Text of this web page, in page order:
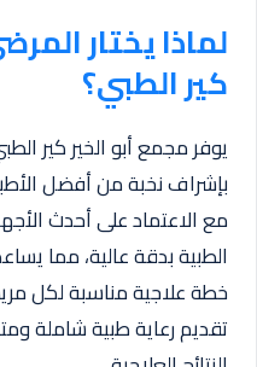
لماذا يختار
كير الطبي؟
يوفر مجمع أبو الخير كير
بإشراف نخبة من أفضل
مع الاعتماد على أحدث
الطبية بدقة عالية، مما
خطة علاجية مناسبة لكل
تقديم رعاية طبية شاملة